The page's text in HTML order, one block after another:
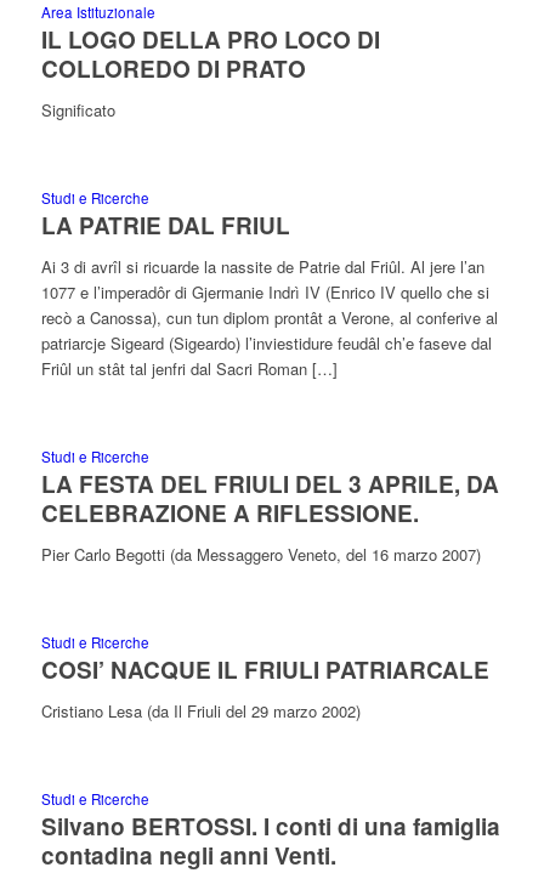
Area Istituzionale
IL LOGO DELLA PRO LOCO DI
COLLOREDO DI PRATO
Significato
Studi e Ricerche
LA PATRIE DAL FRIUL
Ai 3 di avrîl si ricuarde la nassite de Patrie dal Friûl. Al jere l’an
1077 e l’imperadôr di Gjermanie Indrì IV (Enrico IV quello che si
recò a Canossa), cun tun diplom prontât a Verone, al conferive al
patriarcje Sigeard (Sigeardo) l’inviestidure feudâl ch’e faseve dal
Friûl un stât tal jenfri dal Sacri Roman […]
Studi e Ricerche
LA FESTA DEL FRIULI DEL 3 APRILE, DA
CELEBRAZIONE A RIFLESSIONE.
Pier Carlo Begotti (da Messaggero Veneto, del 16 marzo 2007)
Studi e Ricerche
COSI’ NACQUE IL FRIULI PATRIARCALE
Cristiano Lesa (da Il Friuli del 29 marzo 2002)
Studi e Ricerche
Silvano BERTOSSI. I conti di una famiglia
contadina negli anni Venti.